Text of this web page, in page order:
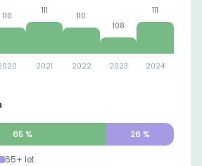
110 111
2021
110
2022
108
2023
111
2024
65% 26 %
65+ let